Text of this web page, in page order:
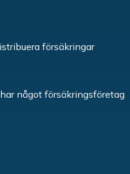
försäkringar
något försäkringsföretag